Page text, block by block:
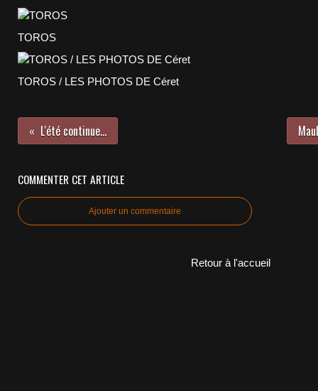
TOROS
TOROS / LES PHOTOS DE Céret
L'été continue...
COMMENTER CET ARTICLE
Ajouter un commentaire
Retour à l'accueil